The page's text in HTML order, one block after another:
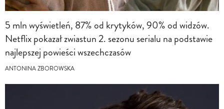
5 mln wyświetleń, 87% od krytyków, 90% od widzów.
Netflix pokazał zwiastun 2. sezonu serialu na podstawie
najlepszej powieści wszechczasów
ANTONINA ZBOROWSKA